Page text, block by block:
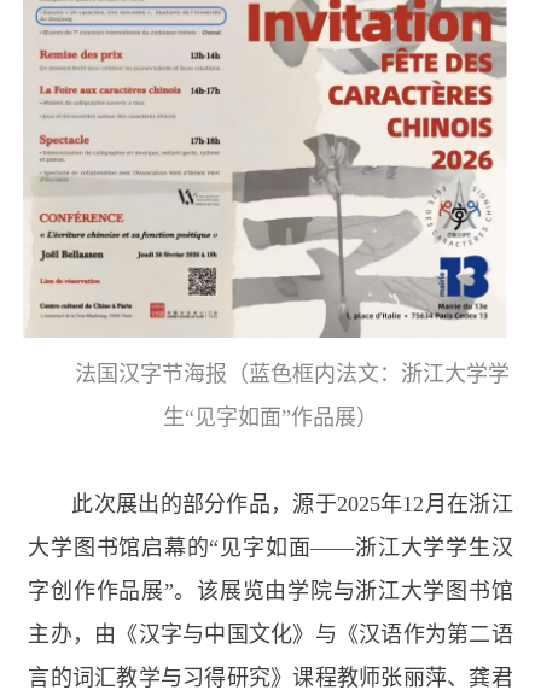
法国汉字节海报（蓝色框内法文：浙江大学学
生“见字如面”作品展）
此次展出的部分作品，源于2025年12月在浙江
大学图书馆启幕的“见字如面——浙江大学学生汉
字创作作品展”。该展览由学院与浙江大学图书馆
主办，由《汉字与中国文化》与《汉语作为第二语
言的词汇教学与习得研究》课程教师张丽萍、龚君